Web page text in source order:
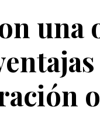
una